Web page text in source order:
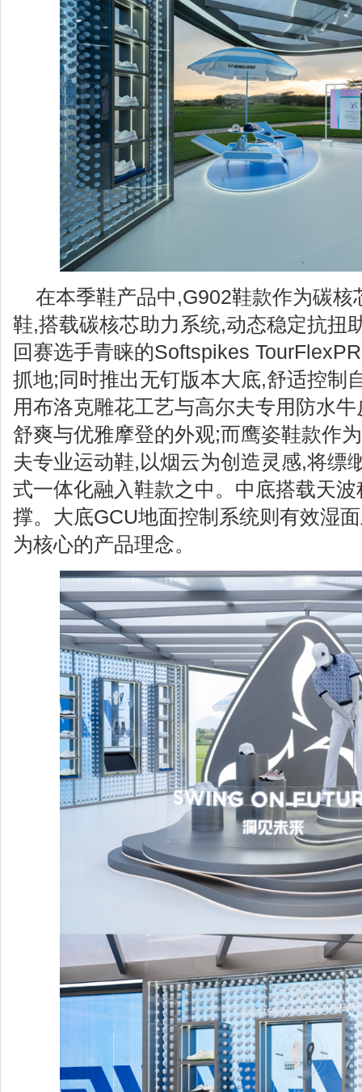
在本季鞋产品中,G902鞋款作为碳核
鞋,搭载碳核芯助力系统,动态稳定抗扭
回赛选手青睐的Softspikes
抓地;同时推出无钉版本大底,舒适控制
用布洛克雕花工艺与高尔夫专用防水
舒爽与优雅摩登的外观;而鹰姿鞋款作
夫专业运动鞋,以烟云为创造灵感,将缥
式一体化融入鞋款之中。中底搭载天
撑。大底GCU地面控制系统则有效湿
为核心的产品理念。